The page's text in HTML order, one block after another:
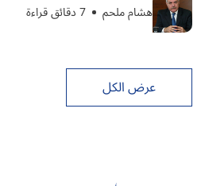
هشام ملحم 7 دقائق قراءة
عرض الكل